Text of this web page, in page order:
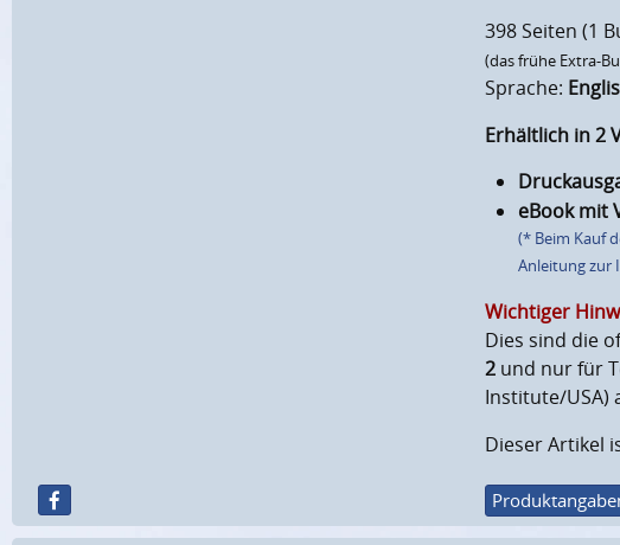
398 Seiten (1
(das frühe Extra-
Sprache:
Erhältlich in 2
eBook mit
(* Beim Kauf
Anleitung zur
Wichtiger
Dies sind die
2und nur für
Institute/USA)
Dieser Artikel